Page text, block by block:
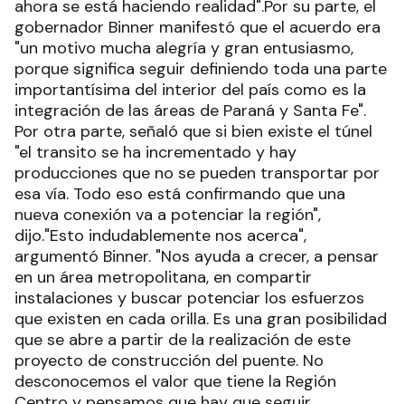
ahora se está haciendo realidad".Por su parte, el
gobernador Binner manifestó que el acuerdo era
"un motivo mucha alegría y gran entusiasmo,
porque significa seguir definiendo toda una parte
importantísima del interior del país como es la
integración de las áreas de Paraná y Santa Fe".
Por otra parte, señaló que si bien existe el túnel
"el transito se ha incrementado y hay
producciones que no se pueden transportar por
esa vía. Todo eso está confirmando que una
nueva conexión va a potenciar la región",
dijo."Esto indudablemente nos acerca",
argumentó Binner. "Nos ayuda a crecer, a pensar
en un área metropolitana, en compartir
instalaciones y buscar potenciar los esfuerzos
que existen en cada orilla. Es una gran posibilidad
que se abre a partir de la realización de este
proyecto de construcción del puente. No
desconocemos el valor que tiene la Región